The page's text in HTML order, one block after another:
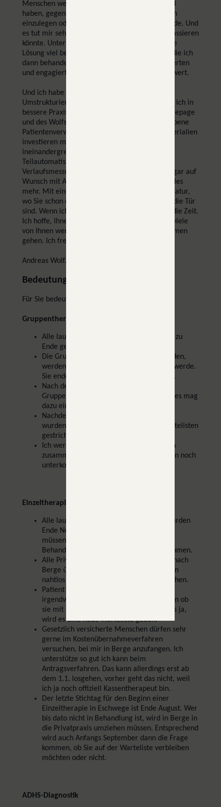
Menschen werden nicht die Energie oder Mittel
haben, gegen die Kassen mehrfach Widerspruch
einzulegen oder gar zu klagen. Und das ist schade. Und
es tut mir sehr leid für jeden Fall, in dem das passieren
könnte. Unterm Strich denke ich aber, dass diese
Lösung viel besser ist: denn die Patient*innen, die ich
dann behandeln kann, bekommen einen motivierten
und engagierten Therapeuten. Und das ist viel wert.
Und ich habe in der Tat große Pläne. Durch die
Umstrukturierung werden Finanzmittel frei, die ich in
bessere Praxisausstattung, ein Rework der Homepage
und des Wolfsrudel-Portals, eine selbstgeschriebene
Patientenverwaltung und bessere Therapiematerialien
investieren möchte. Alles aus einem Guss, alles
ineinandergreifend und vollautomatisch.
Teilautomatisierte Eingangsdiagnostik,
Verlaufsmessungen, Hausaufgabenassistenz, sogar auf
Wunsch mit AI, Vor- und Nachbereitung und vieles
mehr. Mit einer kleinen, ruhigen Praxis in der Natur,
wo Sie schon entspannen noch bevor Sie durch die Tür
sind. Wenn ich das so lese - freue ich mich auf die Zeit.
Ich hoffe, Ihnen geht es ähnlich, und möglichst viele
von Ihnen werden diesen Schritt mit mir zusammen
gehen. Ich freue mich auf Sie.
Andreas Wolf.
Bedeutung für Sie
Für Sie bedeutet der Umzug folgendes:
Gruppentherapien
Alle laufenden Gruppen werden "sauber" zu
Ende gebracht.
Die Gruppen, die Ende Juli beginnen werden,
werden die letzten sein, die ich anbieten werde.
Sie enden in der letzten Novemberwoche.
Nach dem Umzug werden keine
Gruppenbehandlungen mehr angeboten (es mag
dazu eine Ausnahme geben, siehe unten)
Nachdem die Gruppen zusammengestellt
wurden, werden die entsprechenden Wartelisten
gestrichen.
Ich werde versuchen, extra viele Gruppen
zusammenzustellen, damit alle Wartenden noch
unterkommen.
Einzeltherapien
Alle laufenden gesetzlichen Therapien werden
Ende November 2026 zum Ende kommen
müssen. Es wird nicht möglich sein, die
Behandlung in die neue Praxis zu übernehmen.
Alle Privatpatient*innen werden einfach nach
Berge übernommen. Die Behandlung kann
nahtlos weitergehen, wenn Sie das wünschen.
Patient*innen auf der Warteliste werden
irgendwann in der Zukunft gefragt werden ob
sie mit nach Berge umziehen wollen. Falls ja,
wird es eine neue Warteliste geben.
Gesetzlich versicherte Menschen dürfen sehr
gerne im Kostenübernahmeverfahren
versuchen, bei mir in Berge anzufangen. Ich
unterstütze so gut ich kann beim
Antragsverfahren. Das kann allerdings erst ab
dem 1.1. losgehen, vorher geht das nicht, weil
ich ja noch offiziell Kassentherapeut bin.
Der letzte Stichtag für den Beginn einer
Einzeltherapie in Eschwege ist Ende August. Wer
bis dato nicht in Behandlung ist, wird in Berge in
die Privatpraxis umziehen müssen. Entsprechend
wird auch Anfangs September dann die Frage
kommen, ob Sie auf der Warteliste verbleiben
möchten oder nicht.
ADHS-Diagnostik